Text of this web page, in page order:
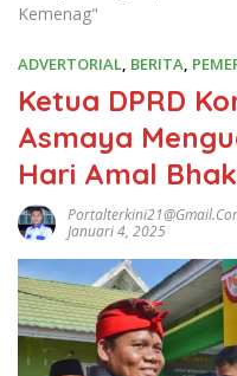
Kemenag"
ADVERTORIAL, BERITA,
Ketua DPRD
Asmaya
Hari Amal
Januari 4, 2025